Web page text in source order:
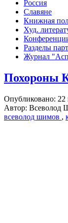
Россия
Славяне
Книжная
Худ.
Разделы
Журнал
Похороны
Опубликовано: 22
Автор: Всеволод
всеволод шимов ,